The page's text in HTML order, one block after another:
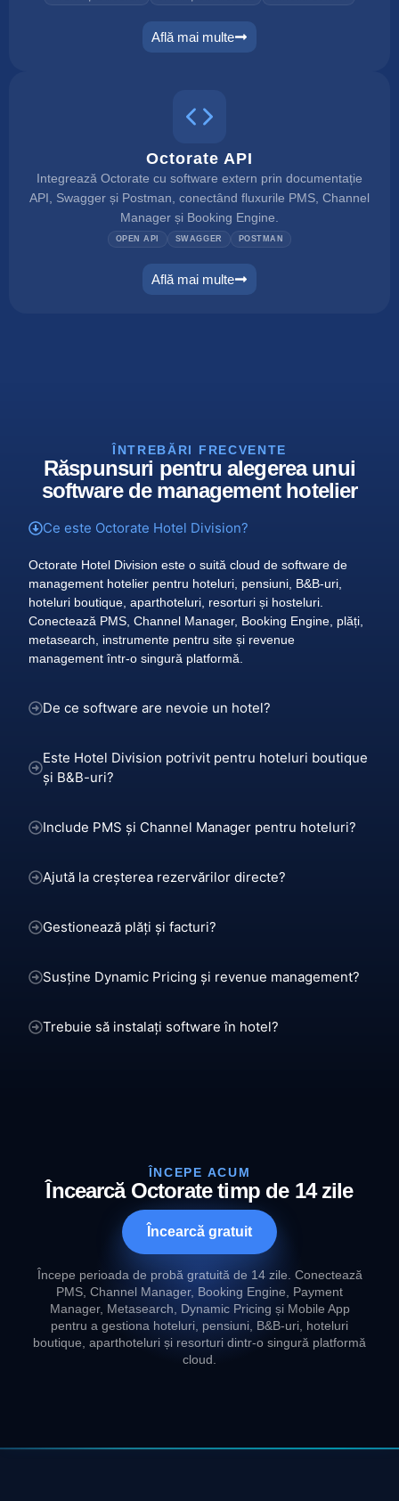
Află mai multe
mobile app
Octorate API
Integrează Octorate cu software extern prin documentație
API, Swagger și Postman, conectând fluxurile PMS, Channel
Manager și Booking Engine.
OPEN API SWAGGER POSTMAN
Află mai multe
connect
ÎNTREBĂRI FRECVENTE
Răspunsuri pentru alegerea unui
software de management hotelier
Ce este Octorate Hotel Division?
Octorate Hotel Division este o suită cloud de software de
management hotelier pentru hoteluri, pensiuni, B&B-uri,
hoteluri boutique, aparthoteluri, resorturi și hosteluri.
Conectează PMS, Channel Manager, Booking Engine, plăți,
metasearch, instrumente pentru site și revenue
management într-o singură platformă.
De ce software are nevoie un hotel?
Este Hotel Division potrivit pentru hoteluri boutique
și B&B-uri?
Include PMS și Channel Manager pentru hoteluri?
Ajută la creșterea rezervărilor directe?
Gestionează plăți și facturi?
Susține Dynamic Pricing și revenue management?
Trebuie să instalați software în hotel?
ÎNCEPE ACUM
Încearcă Octorate timp de 14 zile
Încearcă gratuit
Începe perioada de probă gratuită de 14 zile. Conectează
PMS, Channel Manager, Booking Engine, Payment
Manager, Metasearch, Dynamic Pricing și Mobile App
pentru a gestiona hoteluri, pensiuni, B&B-uri, hoteluri
boutique, aparthoteluri și resorturi dintr-o singură platformă
cloud.